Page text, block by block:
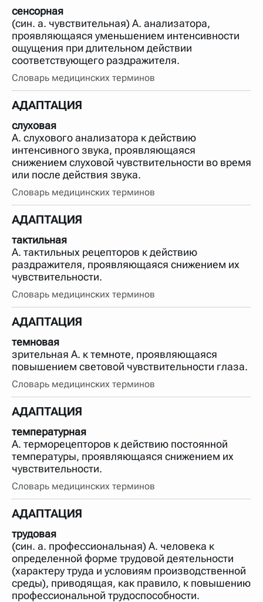
сенсорная
(син. а. чувствительная) А. анализатора,
проявляющаяся уменьшением интенсивности
ощущения при длительном действии
соответствующего раздражителя.
Словарь медицинских терминов
АДАПТАЦИЯ
слуховая
А. слухового анализатора к действию
интенсивного звука, проявляющаяся
снижением слуховой чувствительности во время
или после действия звука.
Словарь медицинских терминов
АДАПТАЦИЯ
тактильная
А. тактильных рецепторов к действию
раздражителя, проявляющаяся снижением их
чувствительности.
Словарь медицинских терминов
АДАПТАЦИЯ
темновая
зрительная А. к темноте, проявляющаяся
повышением световой чувствительности глаза.
Словарь медицинских терминов
АДАПТАЦИЯ
температурная
А. терморецепторов к действию постоянной
температуры, проявляющаяся снижением их
чувствительности.
Словарь медицинских терминов
АДАПТАЦИЯ
трудовая
(син. а. профессиональная) А. человека к
определенной форме трудовой деятельности
(характеру труда и условиям производственной
среды), приводящая, как правило, к повышению
профессиональной трудоспособности.